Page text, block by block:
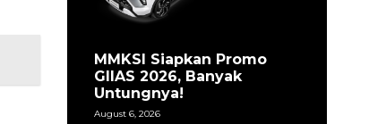
MMKSI Siapkan Promo
GIIAS 2026, Banyak
Untungnya!
August 6, 2026